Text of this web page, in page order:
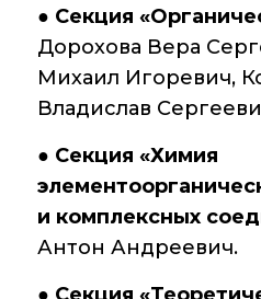
Важнейшие
достижения
института
Научный Совет РАН
по органической
химии
Искусственный
интеллект (ИИ)
в химии
● Секция
Дорохова Вера
Михаил Игоревич,
Владислав
● Секция «Химия
и комплексных
Антон Андреевич.